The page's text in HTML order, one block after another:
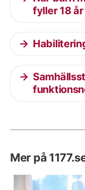
fyller 18 år
Mer på